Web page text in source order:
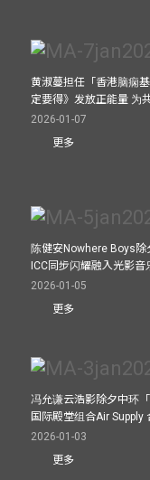
黄淑蔓担任「香港脑痫
定要得》发放正能量 为
2026-01-07
更多
陈健安Nowhere Boys
ICC同步闪耀融入光影音
2026-01-05
更多
冯允谦云浩影除夕中环
国际殿堂组合Air Supply
2026-01-03
更多